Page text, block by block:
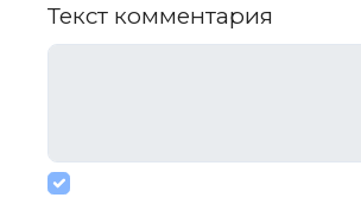
Текст комментария